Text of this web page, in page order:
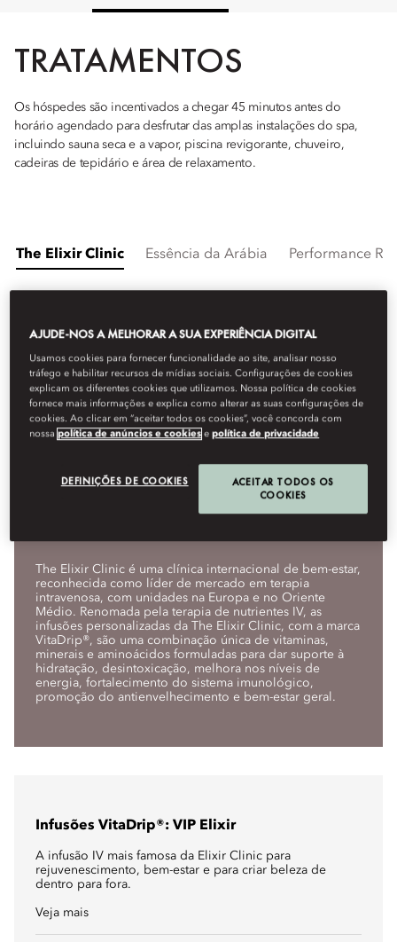
TRATAMENTOS
Os hóspedes são incentivados a chegar 45 minutos antes do
horário agendado para desfrutar das amplas instalações do spa,
incluindo sauna seca e a vapor, piscina revigorante, chuveiro,
cadeiras de tepidário e área de relaxamento.
The Elixir Clinic Essência da Arábia Performance
The Elixir Clinic é uma clínica internacional de bem-estar,
reconhecida como líder de mercado em terapia
intravenosa, com unidades na Europa e no Oriente
Médio. Renomada pela terapia de nutrientes IV, as
infusões personalizadas da The Elixir Clinic, com a marca
VitaDrip®, são uma combinação única de vitaminas,
minerais e aminoácidos formuladas para dar suporte à
hidratação, desintoxicação, melhora nos níveis de
energia, fortalecimento do sistema imunológico,
promoção do antienvelhecimento e bem-estar geral.
Infusões VitaDrip®: VIP Elixir
A infusão IV mais famosa da Elixir Clinic para
rejuvenescimento, bem-estar e para criar beleza de
dentro para fora.
Veja mais
AJUDE-NOS A MELHORAR A SUA EXPERIÊNCIA DIGITAL
Usamos cookies para fornecer funcionalidade ao site, analisar nosso
tráfego e habilitar recursos de mídias sociais. Configurações de cookies
explicam os diferentes cookies que utilizamos. Nossa política de cookies
fornece mais informações e explica como alterar as suas configurações de
cookies. Ao clicar em “aceitar todos os cookies”, você concorda com
nossapolítica de anúncios e cookies epolítica de privacidade
DEFINIÇÕES DE COOKIES
ACEITAR TODOS OS
COOKIES